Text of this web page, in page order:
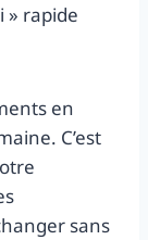
» rapide
en
C’est
sans